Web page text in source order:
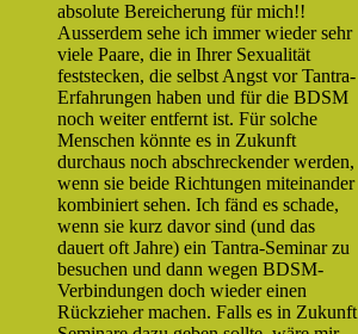
absolute Bereicherung für mich!!
Ausserdem sehe ich immer wieder sehr
viele Paare, die in Ihrer Sexualität
feststecken, die selbst Angst vor Tantra-
Erfahrungen haben und für die BDSM
noch weiter entfernt ist. Für solche
Menschen könnte es in Zukunft
durchaus noch abschreckender werden,
wenn sie beide Richtungen miteinander
kombiniert sehen. Ich fänd es schade,
wenn sie kurz davor sind (und das
dauert oft Jahre) ein Tantra-Seminar zu
besuchen und dann wegen BDSM-
Verbindungen doch wieder einen
Rückzieher machen. Falls es in Zukunft